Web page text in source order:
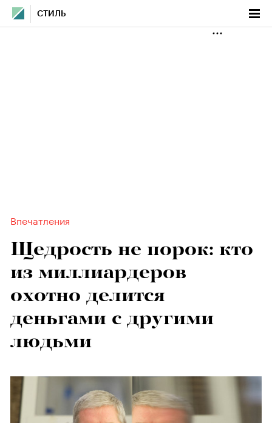
СТИЛЬ
Впечатления
Щедрость не порок: кто
из миллиардеров
охотно делится
деньгами с другими
людьми